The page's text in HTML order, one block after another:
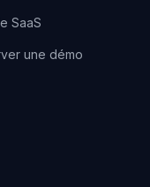
SaaS
une démo